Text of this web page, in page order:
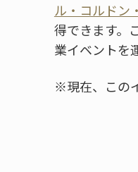
ル・コルドン
得できます。
業イベントを
※現在、この